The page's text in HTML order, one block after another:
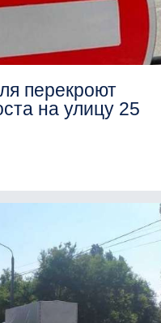
перекроют
на улицу 25